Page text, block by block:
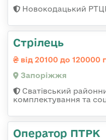
Новокодацький
Стрілець
від 20100 до 120000
Запоріжжя
Сватівський
комплектування та
Оператор ПТРК